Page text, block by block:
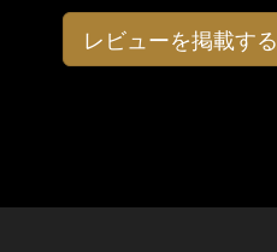
レビューを掲載する